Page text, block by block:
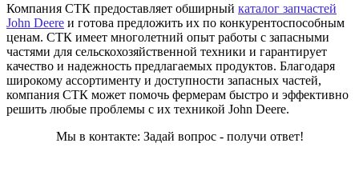
Компания СТК предоставляет обширный каталог запчастей
John Deere и готова предложить их по конкурентоспособным
ценам. СТК имеет многолетний опыт работы с запасными
частями для сельскохозяйственной техники и гарантирует
качество и надежность предлагаемых продуктов. Благодаря
широкому ассортименту и доступности запасных частей,
компания СТК может помочь фермерам быстро и эффективно
решить любые проблемы с их техникой John Deere.
Мы в контакте: Задай вопрос - получи ответ!